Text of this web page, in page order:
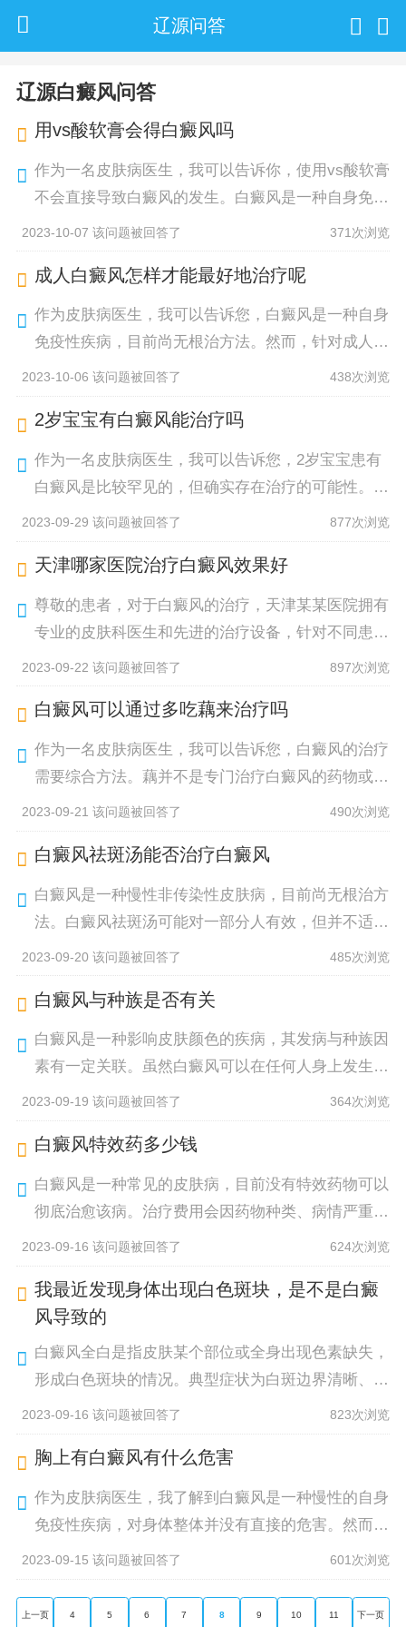
辽源问答
辽源白癜风问答
用vs酸软膏会得白癜风吗
作为一名皮肤病医生，我可以告诉你，使用vs酸软膏
不会直接导致白癜风的发生。白癜风是一种自身免疫
性疾病，与药物无关。然而，每个人的皮肤对药物的
反应不同，使用任何药膏都可能导致
2023-10-07 该问题被回答了 371次浏览
成人白癜风怎样才能最好地治疗呢
作为皮肤病医生，我可以告诉您，白癜风是一种自身
免疫性疾病，目前尚无根治方法。然而，针对成人患
者，我们可以采取一系列治疗措施来缓解症状并调整
免疫系统功能。首先，药物治疗是最常
2023-10-06 该问题被回答了 438次浏览
2岁宝宝有白癜风能治疗吗
作为一名皮肤病医生，我可以告诉您，2岁宝宝患有
白癜风是比较罕见的，但确实存在治疗的可能性。对
于白癜风的治疗，需根据患儿具体情况综合考虑。一
般采用口服药物、外用药物或光疗
2023-09-29 该问题被回答了 877次浏览
天津哪家医院治疗白癜风效果好
尊敬的患者，对于白癜风的治疗，天津某某医院拥有
专业的皮肤科医生和先进的治疗设备，针对不同患者
制定个体化的治疗方案。我们采用多种方法进行治
疗，如光疗、药物治疗等。治疗效果
2023-09-22 该问题被回答了 897次浏览
白癜风可以通过多吃藕来治疗吗
作为一名皮肤病医生，我可以告诉您，白癜风的治疗
需要综合方法。藕并不是专门治疗白癜风的药物或食
物，因此单靠多吃藕并不能治疗白癜风。白癜风是一
种复杂的自身免疫性疾病，其发病
2023-09-21 该问题被回答了 490次浏览
白癜风祛斑汤能否治疗白癜风
白癜风是一种慢性非传染性皮肤病，目前尚无根治方
法。白癜风祛斑汤可能对一部分人有效，但并不适用
于所有患者。建议患者积极就医，遵循医生的治疗方
案，综合采用药物治疗、光疗等综
2023-09-20 该问题被回答了 485次浏览
白癜风与种族是否有关
白癜风是一种影响皮肤颜色的疾病，其发病与种族因
素有一定关联。虽然白癜风可以在任何人身上发生，
但患病率在不同种族之间存在差异。据研究表明，白
人患白癜风的发病率最高，亚洲人
2023-09-19 该问题被回答了 364次浏览
白癜风特效药多少钱
白癜风是一种常见的皮肤病，目前没有特效药物可以
彻底治愈该病。治疗费用会因药物种类、病情严重程
度和医院等因素而有所差异。通常来说，药物治疗每
月的费用会在几百元至上千元
2023-09-16 该问题被回答了 624次浏览
我最近发现身体出现白色斑块，是不是白癜
风导致的
白癜风全白是指皮肤某个部位或全身出现色素缺失，
形成白色斑块的情况。典型症状为白斑边界清晰、无
毛发和感觉异常。白癜风是一种自身免疫性疾病，尚
无明确的病因。患者可以通过
2023-09-16 该问题被回答了 823次浏览
胸上有白癜风有什么危害
作为皮肤病医生，我了解到白癜风是一种慢性的自身
免疫性疾病，对身体整体并没有直接的危害。然而，
该病可能对患者的心理状态和社交生活产生负面影
响。患者常常因为白斑引起的外貌
2023-09-15 该问题被回答了 601次浏览
上一页 4 5 6 7 8 9 10 11 下一页